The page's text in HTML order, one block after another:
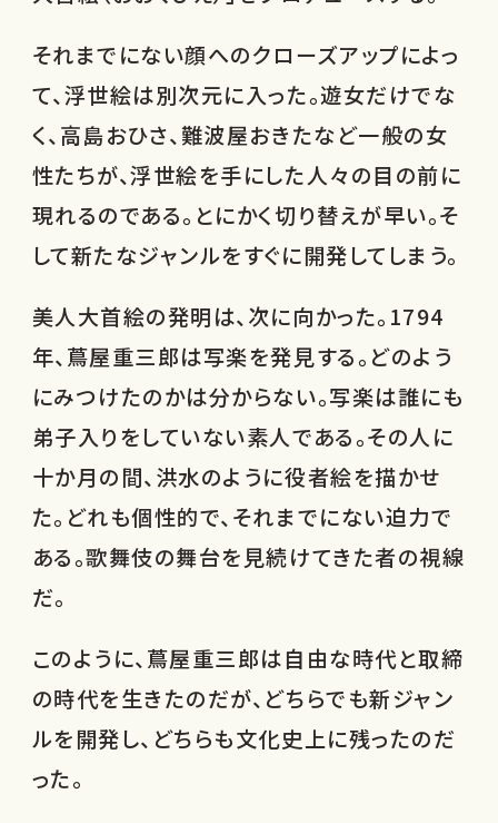
それまでにない顔へのクローズアップによっ
て、浮世絵は別次元に入った。遊女だけでな
く、高島おひさ、難波屋おきたなど一般の女
性たちが、浮世絵を手にした人々の目の前に
現れるのである。とにかく切り替えが早い。そ
して新たなジャンルをすぐに開発してしまう。
美人大首絵の発明は、次に向かった。1794
年、蔦屋重三郎は写楽を発見する。どのよう
にみつけたのかは分からない。写楽は誰にも
弟子入りをしていない素人である。その人に
十か月の間、洪水のように役者絵を描かせ
た。どれも個性的で、それまでにない迫力で
ある。歌舞伎の舞台を見続けてきた者の視線
だ。
このように、蔦屋重三郎は自由な時代と取締
の時代を生きたのだが、どちらでも新ジャン
ルを開発し、どちらも文化史上に残ったのだ
った。